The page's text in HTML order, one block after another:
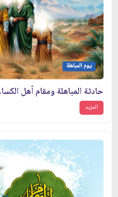
يوم المباهلة
حادثة المباهلة ومقام أهل
المزيد